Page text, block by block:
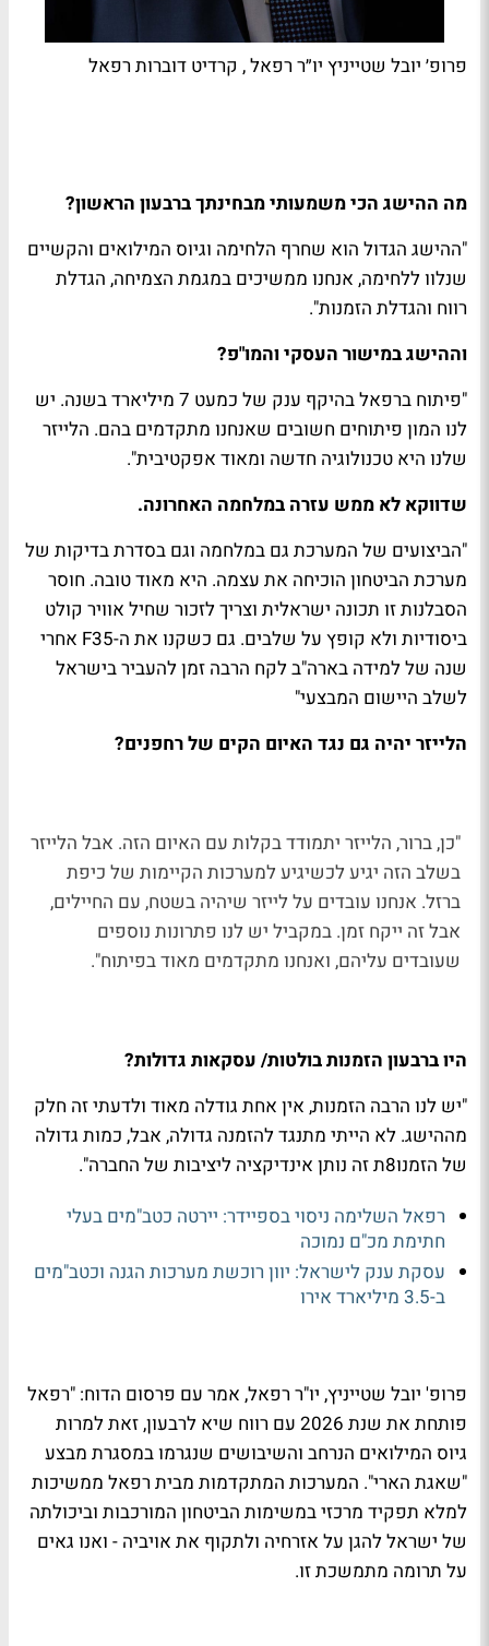
פרופ׳ יובל שטייניץ יו״ר רפאל , קרדיט דוברות רפאל
מה ההישג הכי משמעותי מבחינתך ברבעון הראשון?
"ההישג הגדול הוא שחרף הלחימה וגיוס המילואים והקשיים
שנלוו ללחימה, אנחנו ממשיכים במגמת הצמיחה, הגדלת
רווח והגדלת הזמנות".
וההישג במישור העסקי והמו"פ?
"פיתוח ברפאל בהיקף ענק של כמעט 7 מיליארד בשנה. יש
לנו המון פיתוחים חשובים שאנחנו מתקדמים בהם. הלייזר
שלנו היא טכנולוגיה חדשה ומאוד אפקטיבית".
שדווקא לא ממש עזרה במלחמה האחרונה.
"הביצועים של המערכת גם במלחמה וגם בסדרת בדיקות של
מערכת הביטחון הוכיחה את עצמה. היא מאוד טובה. חוסר
הסבלנות זו תכונה ישראלית וצריך לזכור שחיל אוויר קולט
ביסודיות ולא קופץ על שלבים. גם כשקנו את ה-F35 אחרי
שנה של למידה בארה"ב לקח הרבה זמן להעביר בישראל
לשלב היישום המבצעי"
הלייזר יהיה גם נגד האיום הקים של רחפנים?
"כן, ברור, הלייזר יתמודד בקלות עם האיום הזה. אבל הלייזר
בשלב הזה יגיע לכשיגיע למערכות הקיימות של כיפת
ברזל. אנחנו עובדים על לייזר שיהיה בשטח, עם החיילים,
אבל זה ייקח זמן. במקביל יש לנו פתרונות נוספים
שעובדים עליהם, ואנחנו מתקדמים מאוד בפיתוח".
היו ברבעון הזמנות בולטות/ עסקאות גדולות?
"יש לנו הרבה הזמנות, אין אחת גודלה מאוד ולדעתי זה חלק
מההישג. לא הייתי מתנגד להזמנה גדולה, אבל, כמות גדולה
של הזמנו8ת זה נותן אינדיקציה ליציבות של החברה".
רפאל השלימה ניסוי בספיידר: יירטה כטב"מים בעלי
חתימת מכ"ם נמוכה
עסקת ענק לישראל: יוון רוכשת מערכות הגנה וכטב"מים
ב-3.5 מיליארד אירו
פרופ' יובל שטייניץ, יו"ר רפאל, אמר עם פרסום הדוח: "רפאל
פותחת את שנת 2026 עם רווח שיא לרבעון, זאת למרות
גיוס המילואים הנרחב והשיבושים שנגרמו במסגרת מבצע
"שאגת הארי". המערכות המתקדמות מבית רפאל ממשיכות
למלא תפקיד מרכזי במשימות הביטחון המורכבות וביכולתה
של ישראל להגן על אזרחיה ולתקוף את אויביה - ואנו גאים
על תרומה מתמשכת זו.